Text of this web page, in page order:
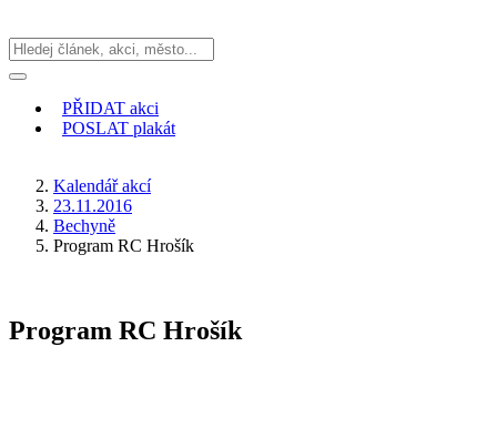
PŘIDAT akci
POSLAT plakát
Kalendář akcí
23.11.2016
Bechyně
Program RC Hrošík
Program RC Hrošík